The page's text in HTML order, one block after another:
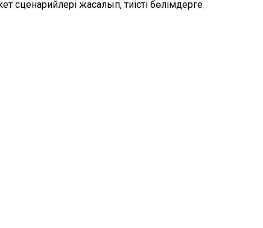
сценарийлері жасалып, тиісті бөлімдерге